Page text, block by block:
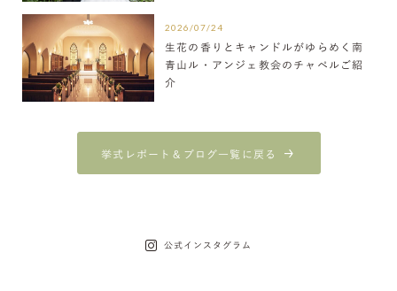
2026/07/24
生花の香りとキャンドルがゆらめく南
青山ル・アンジェ教会のチャペルご紹
介
挙式レポート＆ブログ一覧に戻る
公式インスタグラム